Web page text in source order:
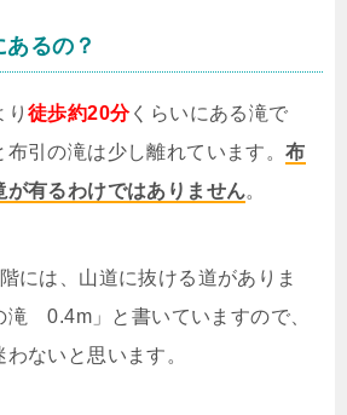
るの？
り 徒歩約20分くらいにある滝で
布引の滝は少し離れています。布
が有るわけではありません。
には、山道に抜ける道がありま
滝 0.4m」と書いていますので、
ないと思います。